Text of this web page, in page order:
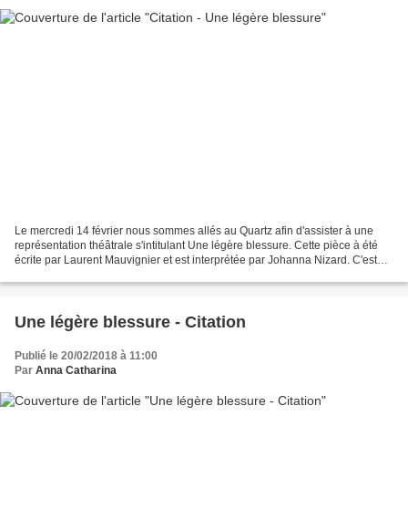
Le mercredi 14 février nous sommes allés au Quartz afin d'assister à une
représentation théâtrale s'intitulant Une légère blessure. Cette pièce à été
écrite par Laurent Mauvignier et est interprétée par Johanna Nizard. C'est
Une légère blessure - Citation
Publié le 20/02/2018 à 11:00
Par Anna Catharina